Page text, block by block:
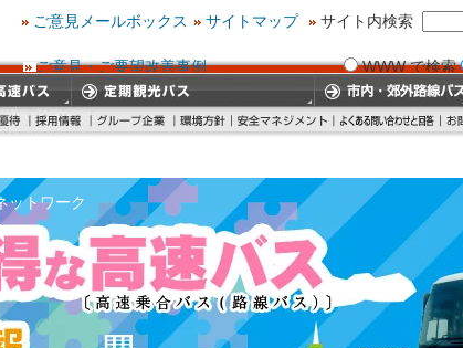
ご意見メールボックス サイトマップ サイト内検索
ご意見・ご要望改善事例 WWW で検索
ットワーク